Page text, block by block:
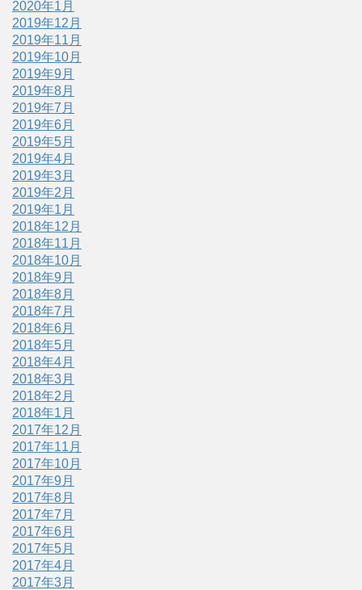
2020年1月
2019年12月
2019年11月
2019年10月
2019年9月
2019年8月
2019年7月
2019年6月
2019年5月
2019年4月
2019年3月
2019年2月
2019年1月
2018年12月
2018年11月
2018年10月
2018年9月
2018年8月
2018年7月
2018年6月
2018年5月
2018年4月
2018年3月
2018年2月
2018年1月
2017年12月
2017年11月
2017年10月
2017年9月
2017年8月
2017年7月
2017年6月
2017年5月
2017年4月
2017年3月